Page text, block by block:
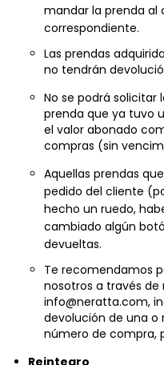
correspondiente.
Las prendas
no tendrán
prenda que ya tuvo
el valor abonado
compras (sin
Aquellas prendas
pedido del cliente
hecho un ruedo,
cambiado algún
devueltas.
nosotros a través de
info@neratta.com,
devolución de una o
número de compra,